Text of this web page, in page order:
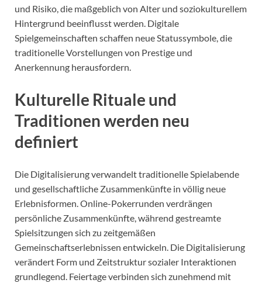
und Risiko, die maßgeblich von Alter und soziokulturellem
Hintergrund beeinflusst werden. Digitale
Spielgemeinschaften schaffen neue Statussymbole, die
traditionelle Vorstellungen von Prestige und
Anerkennung herausfordern.
Kulturelle Rituale und
Traditionen werden neu
definiert
Die Digitalisierung verwandelt traditionelle Spielabende
und gesellschaftliche Zusammenkünfte in völlig neue
Erlebnisformen. Online-Pokerrunden verdrängen
persönliche Zusammenkünfte, während gestreamte
Spielsitzungen sich zu zeitgemäßen
Gemeinschaftserlebnissen entwickeln. Die Digitalisierung
verändert Form und Zeitstruktur sozialer Interaktionen
grundlegend. Feiertage verbinden sich zunehmend mit